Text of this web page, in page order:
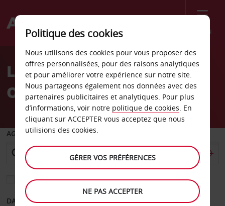
Menu
Welcome
AvisLocation de voiture
Oujhorod
AGENCE DE DÉPART
Sélectionnez une autre agence de retour
DATE DE DÉPART DATE DE RETOUR
Politique des cookies
Nous utilisons des cookies pour vous proposer des
offres personnalisées, pour des raisons analytiques
et pour améliorer votre expérience sur notre site.
Nous partageons également nos données avec des
partenaires publicitaires et analytiques. Pour plus
d’informations, voir notre politique de cookies. En
cliquant sur ACCEPTER vous acceptez que nous
utilisions des cookies.
GÉRER VOS PRÉFÉRENCES
NE PAS ACCEPTER